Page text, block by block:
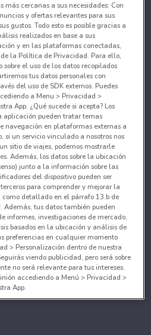
más cercanas a sus necesidades: Con
y ofertas relevantes para sus
gustos. Todo esto es posible gracias a
realizados en base a sus
y en las plataformas conectadas,
la Política de Privacidad. Para ello,
el uso de los datos recopilados
tus datos personales con
del uso de SDK externos. Puedes
a Menu > Privacidad >
App. ¿Qué sucede si acepta? Los
aplicación pueden tratar temas
navegación en plataformas externas a
si un servicio vinculado a nosotros nos
sitio de viajes, podemos mostrarle
Además, los datos sobre la ubicación
junto a la información sobre las
del dispositivo pueden ser
para comprender y mejorar la
como detallado en el párrafo 13.b de
tus datos también pueden
informes, investigaciones de mercado,
basados en la ubicación y análisis de
preferencias en cualquier momento
> Personalización dentro de nuestra
viendo publicidad, pero será sobre
no será relevante para tus intereses.
accediendo a Menú > Privacidad >
App.